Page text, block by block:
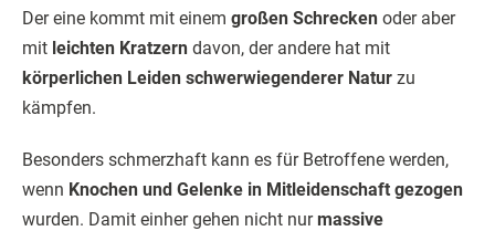
Der eine kommt mit einem großen Schrecken oder aber
mit leichten Kratzern davon, der andere hat mit
körperlichen Leiden schwerwiegenderer Natur zu
kämpfen.
Besonders schmerzhaft kann es für Betroffene werden,
wenn Knochen und Gelenke in Mitleidenschaft gezogen
wurden. Damit einher gehen nicht nurmassive